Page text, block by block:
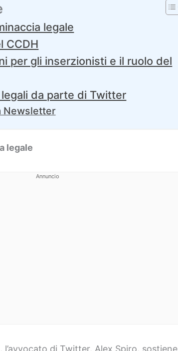
legale
CCDH
per gli inserzionisti e il ruolo del
da parte di Twitter
Newsletter
legale
Annuncio